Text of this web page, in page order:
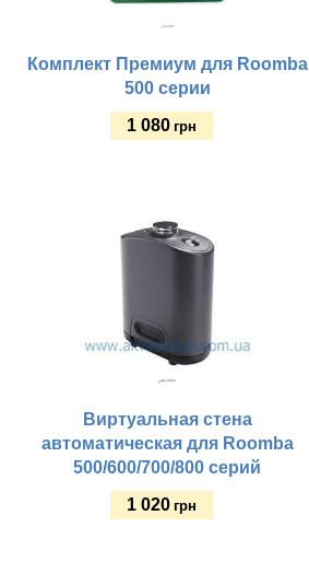
Комплект Премиум для Roomba
500 серии
1 080 грн
Виртуальная стена
автоматическая для Roomba
500/600/700/800 серий
1 020 грн